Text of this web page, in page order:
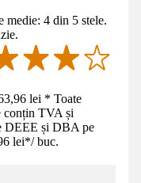
medie: 4 din 5 stele.
lei * Toate
conțin TVA și
DEEE și DBA pe
lei*/ buc.